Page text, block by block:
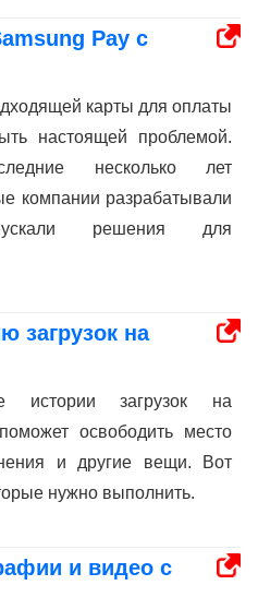
Pay с
карты для оплаты
настоящей проблемой.
несколько лет
компании разрабатывали
решения для
загрузок на
истории загрузок на
освободить место
и другие вещи. Вот
нужно выполнить.
и видео с